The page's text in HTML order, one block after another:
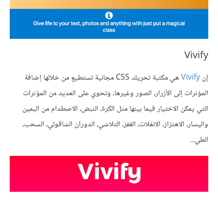
Vivify
إنVivify
هي مكتبة تحريك CSS مجانية تستطيع من خلالها إضافة
المؤثرات إلى الأزرار، الصور وغيرها، وتحوي على العديد من المؤثرات
التي يمكن الاختيار فيما بينها مثل الكرة، النبض، الاصطدام من اليمين
واليسار، الاهتزاز، الانفلات، القفز، التلاشي، الدوران الشاقولي، السحب،
الطي...